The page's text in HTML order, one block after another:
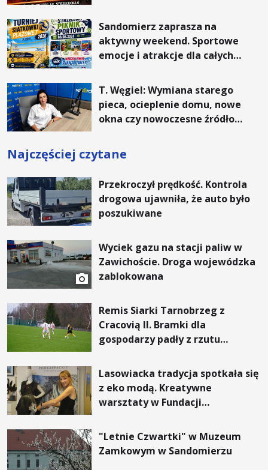
Sandomierz zaprasza na
aktywny weekend. Sportowe
emocje i atrakcje dla całych
T. Węgiel: Wymiana starego
pieca, ocieplenie domu, nowe
okna czy nowoczesne źródło
rachunki za energię, lepszy
komfort życia i... czystsze
Najczęściej czytane
Przekroczył prędkość. Kontrola
drogowa ujawniła, że auto było
poszukiwane
Wyciek gazu na stacji paliw w
Zawichoście. Droga wojewódzka
zablokowana
Remis Siarki Tarnobrzeg z
Cracovią II. Bramki dla
gospodarzy padły z rzutu
Lasowiacka tradycja spotkała się
z eko modą. Kreatywne
warsztaty w Fundacji
"Letnie Czwartki" w Muzeum
Zamkowym w Sandomierzu